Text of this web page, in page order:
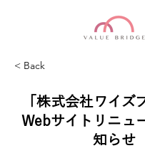
< Back
「株式会社ワイズ
Webサイトリニュ
知らせ